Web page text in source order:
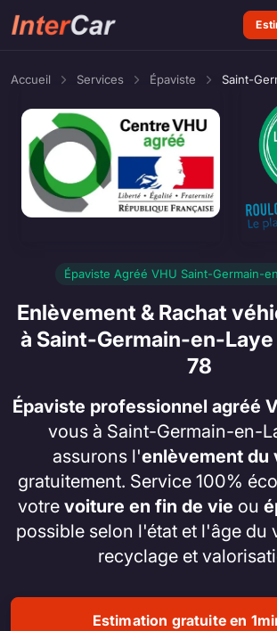
Accueil Services Épaviste Saint-
Épaviste Agréé VHU Saint-Germain-
Enlèvement & Rachat
à Saint-Germain-en-
78
Épaviste professionnel agréé
vous à Saint-Germain-en-
assurons l'enlèvement du
gratuitement. Service 100%
votre voiture en fin de vie ou
possible selon l'état et l'âge du
recyclage et
Estimation gratuite en